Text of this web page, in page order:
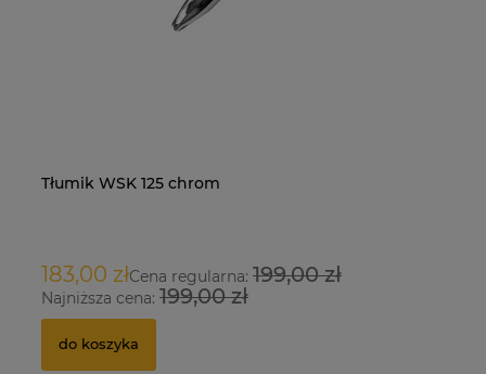
Tłumik WSK 125 chrom
183,00 złCena regularna: 199,00 zł
Najniższa cena: 199,00 zł
do koszyka